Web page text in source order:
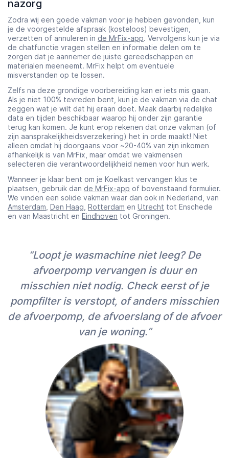
nazorg
Zodra wij een goede vakman voor je hebben gevonden, kun
je de voorgestelde afspraak (kosteloos) bevestigen,
verzetten of annuleren in de MrFix-app. Vervolgens kun je via
de chatfunctie vragen stellen en informatie delen om te
zorgen dat je aannemer de juiste gereedschappen en
materialen meeneemt. MrFix helpt om eventuele
misverstanden op te lossen.
Zelfs na deze grondige voorbereiding kan er iets mis gaan.
Als je niet 100% tevreden bent, kun je de vakman via de chat
zeggen wat je wilt dat hij eraan doet. Maak daarbij redelijke
data en tijden beschikbaar waarop hij onder zijn garantie
terug kan komen. Je kunt erop rekenen dat onze vakman (of
zijn aansprakelijkheidsverzekering) het in orde maakt! Niet
alleen omdat hij doorgaans voor ~20-40% van zijn inkomen
afhankelijk is van MrFix, maar omdat we vakmensen
selecteren die verantwoordelijkheid nemen voor hun werk.
Wanneer je klaar bent om je Koelkast vervangen klus te
plaatsen, gebruik dan de MrFix-app of bovenstaand formulier.
We vinden een solide vakman waar dan ook in Nederland, van
Amsterdam Den Haag Rotterdam en Utrecht tot Enschede
en van Maastricht en Eindhoven tot Groningen.
“Loopt je wasmachine niet leeg? De
afvoerpomp vervangen is duur en
misschien niet nodig. Check eerst of je
pompfilter is verstopt, of anders misschien
de afvoerpomp, de afvoerslang of de afvoer
van je woning.”